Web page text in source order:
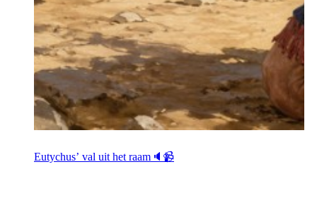
Eutychus’ val uit het raam🔈📹